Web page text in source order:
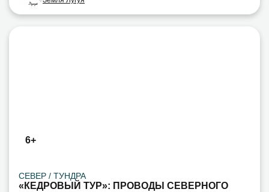
6+
СЕВЕР / ТУНДРА
«КЕДРОВЫЙ ТУР»: ПРОВОДЫ СЕВЕРНОГО